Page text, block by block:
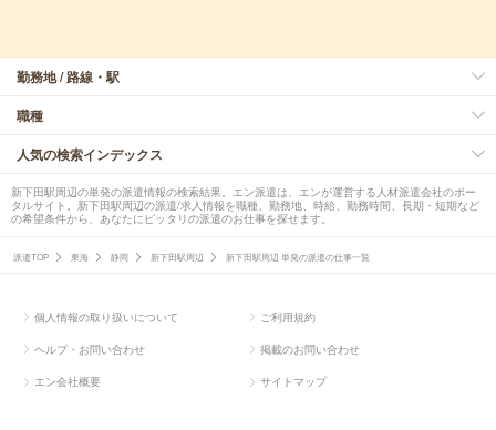
勤務地 / 路線・駅
職種
人気の検索インデックス
新下田駅周辺の単発の派遣情報の検索結果。エン派遣は、エンが運営する人材派遣会社のポー
タルサイト。新下田駅周辺の派遣/求人情報を職種、勤務地、時給、勤務時間、長期・短期など
の希望条件から、あなたにピッタリの派遣のお仕事を探せます。
派遣TOP 東海 静岡 新下田駅周辺 新下田駅周辺 単発の派遣の仕事一覧
個人情報の取り扱いについて ご利用規約
ヘルプ・お問い合わせ 掲載のお問い合わせ
エン会社概要 サイトマップ